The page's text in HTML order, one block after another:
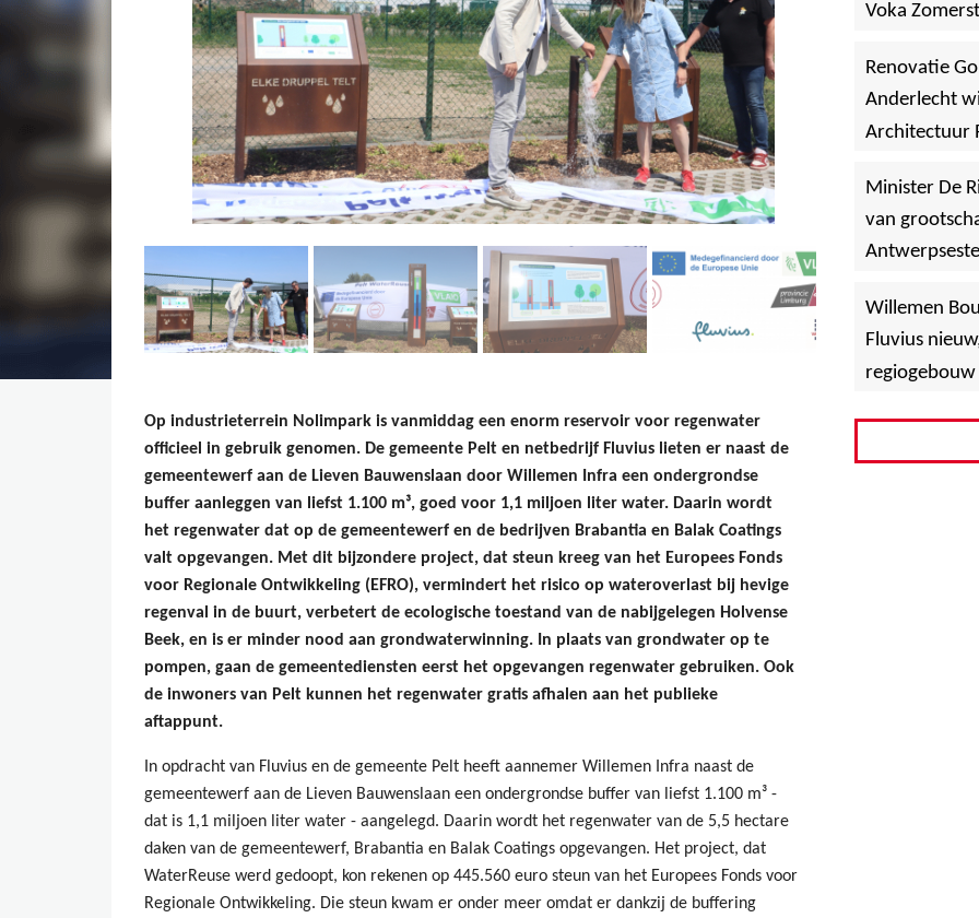
Op industrieterrein Nolimpark is vanmiddag een enorm reservoir voor regenwater
officieel in gebruik genomen. De gemeente Pelt en netbedrijf Fluvius lieten er naast de
gemeentewerf aan de Lieven Bauwenslaan door Willemen Infra een ondergrondse
buffer aanleggen van liefst 1.100 m³, goed voor 1,1 miljoen liter water. Daarin wordt
het regenwater dat op de gemeentewerf en de bedrijven Brabantia en Balak Coatings
valt opgevangen. Met dit bijzondere project, dat steun kreeg van het Europees Fonds
voor Regionale Ontwikkeling (EFRO), vermindert het risico op wateroverlast bij hevige
regenval in de buurt, verbetert de ecologische toestand van de nabijgelegen Holvense
Beek, en is er minder nood aan grondwaterwinning. In plaats van grondwater op te
pompen, gaan de gemeentediensten eerst het opgevangen regenwater gebruiken. Ook
de inwoners van Pelt kunnen het regenwater gratis afhalen aan het publieke
aftappunt.
In opdracht van Fluvius en de gemeente Pelt heeft aannemer Willemen Infra naast de
gemeentewerf aan de Lieven Bauwenslaan een ondergrondse buffer van liefst 1.100 m³ -
dat is 1,1 miljoen liter water - aangelegd. Daarin wordt het regenwater van de 5,5 hectare
daken van de gemeentewerf, Brabantia en Balak Coatings opgevangen. Het project, dat
WaterReuse werd gedoopt, kon rekenen op 445.560 euro steun van het Europees Fonds voor
Regionale Ontwikkeling. Die steun kwam er onder meer omdat er dankzij de buffering
Voka
Renovatie
Anderlecht
Architectuur
Minister De
van
Willemen
Fluvius